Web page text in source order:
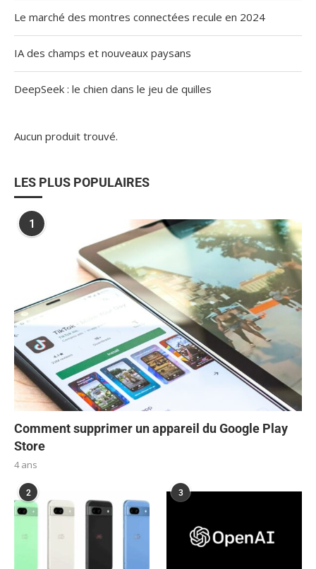
Le marché des montres connectées recule en 2024
IA des champs et nouveaux paysans
DeepSeek : le chien dans le jeu de quilles
Aucun produit trouvé.
LES PLUS POPULAIRES
1
Comment supprimer un appareil du Google Play
Store
4 ans
2 3